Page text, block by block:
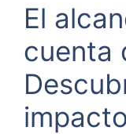
El
cuenta
impacto